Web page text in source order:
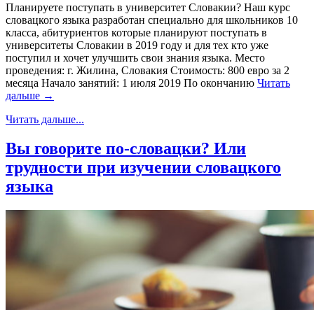
Планируете поступать в университет Словакии? Наш курс
словацкого языка разработан специально для школьников 10
класса, абитуриентов которые планируют поступать в
университеты Словакии в 2019 году и для тех кто уже
поступил и хочет улучшить свои знания языка. Место
проведения: г. Жилина, Словакия Стоимость: 800 евро за 2
месяца Начало занятий: 1 июля 2019 По окончанию Читать
дальше →
Читать дальше...
Вы говорите по-словацки? Или
трудности при изучении словацкого
языка